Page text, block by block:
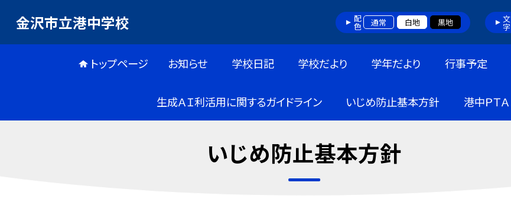
金沢市立港中学校 配色 通常 白地 黒地 文字
トップページ お知らせ 学校日記 学校だより 学年だより 行事予定
生成ＡＩ利活用に関するガイドライン いじめ防止基本方針 港中ＰＴＡ
いじめ防止基本方針